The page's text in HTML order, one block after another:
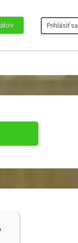
Prihlásiť sa